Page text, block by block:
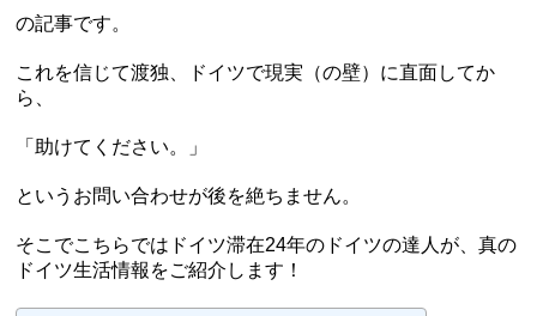
の記事です。
これを信じて渡独、ドイツで現実（の壁）に直面してか
ら、
「助けてください。」
というお問い合わせが後を絶ちません。
そこでこちらではドイツ滞在24年のドイツの達人が、真の
ドイツ生活情報をご紹介します！